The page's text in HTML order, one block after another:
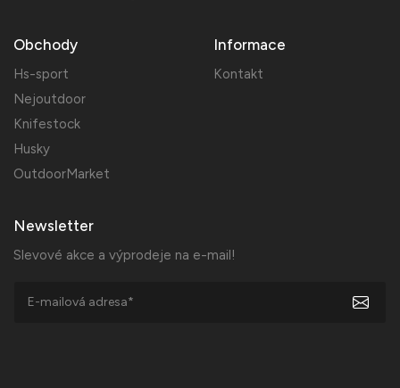
Obchody
Hs-sport
Nejoutdoor
Knifestock
Husky
OutdoorMarket
Informace
Kontakt
Newsletter
Slevové akce a výprodeje na e-mail!